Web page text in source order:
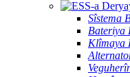
Sîstema
Bateriya
Klîmaya